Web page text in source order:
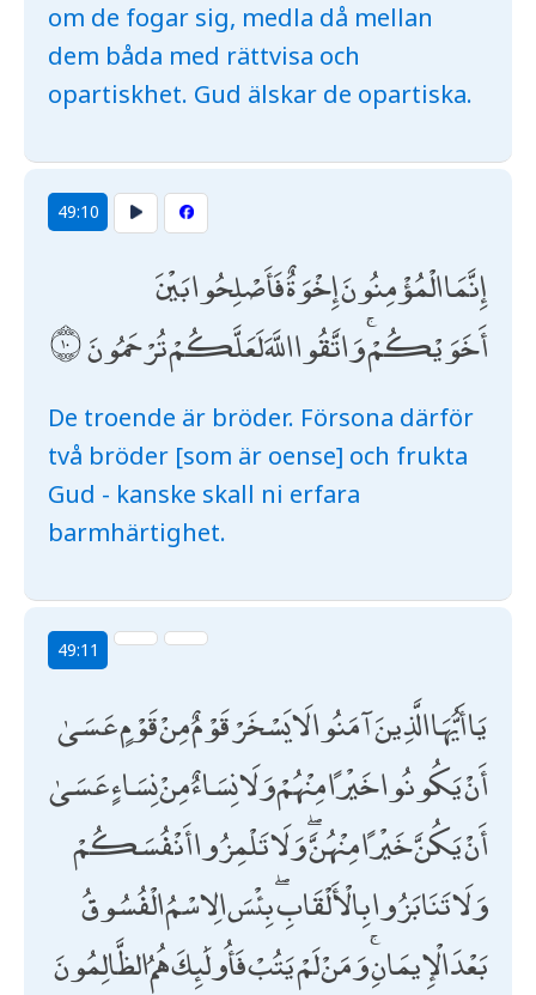
om de fogar sig, medla då mellan
dem båda med rättvisa och
opartiskhet. Gud älskar de opartiska.
49:10
إِنَّمَا الْمُؤْمِنُونَ إِخْوَةٌ فَأَصْلِحُوا بَيْنَ
أَخَوَيْكُمْ ۚ وَاتَّقُوا اللَّهَ لَعَلَّكُمْ تُرْحَمُونَ
De troende är bröder. Försona därför
två bröder [som är oense] och frukta
Gud - kanske skall ni erfara
barmhärtighet.
49:11
يَا أَيُّهَا الَّذِينَ آمَنُوا لَا يَسْخَرْ قَوْمٌ مِنْ قَوْمٍ عَسَىٰ
أَنْ يَكُونُوا خَيْرًا مِنْهُمْ وَلَا نِسَاءٌ مِنْ نِسَاءٍ عَسَىٰ
أَنْ يَكُنَّ خَيْرًا مِنْهُنَّ ۖ وَلَا تَلْمِزُوا أَنْفُسَكُمْ
وَلَا تَنَابَزُوا بِالْأَلْقَابِ ۖ بِئْسَ الِاسْمُ الْفُسُوقُ
بَعْدَ الْإِيمَانِ ۚ وَمَنْ لَمْ يَتُبْ فَأُولَٰئِكَ هُمُ الظَّالِمُونَ